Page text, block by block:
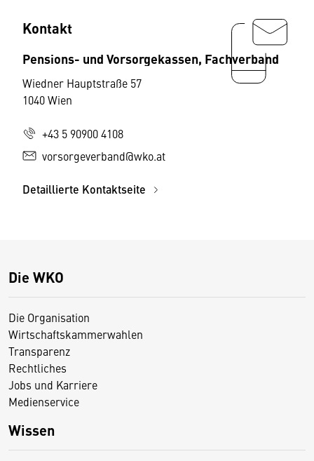
Kontakt
Pensions- und Vorsorgekassen, Fachverband
Wiedner Hauptstraße 57
1040 Wien
+43 5 90900 4108
vorsorgeverband@wko.at
Detaillierte Kontaktseite
Die WKO
Die Organisation
Wirtschaftskammerwahlen
Transparenz
Rechtliches
Jobs und Karriere
Medienservice
Wissen